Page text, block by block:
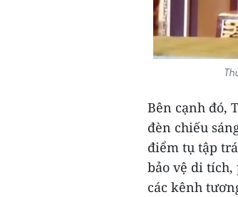
Bên cạnh đó,
đèn chiếu
điểm tụ tập
bảo vệ di tích,
các kênh